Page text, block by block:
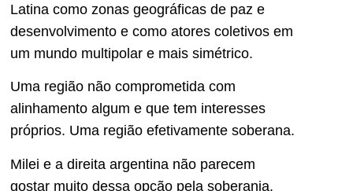
Latina como zonas geográficas de paz e
desenvolvimento e como atores coletivos em
um mundo multipolar e mais simétrico.
Uma região não comprometida com
alinhamento algum e que tem interesses
próprios. Uma região efetivamente soberana.
Milei e a direita argentina não parecem
gostar muito dessa opção pela soberania.